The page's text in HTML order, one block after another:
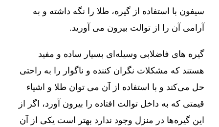
سیفون با استفاده از گیره، طلا را نگه داشته و به
آرامی آن را از توالت بیرون می آورید.
گیره های فاضلابی وسیله‌ای بسیار ساده و مفید
هستند که مشکلات نگران کننده و ناگوار را به راحتی
حل می‌کند و با استفاده از آن می توان طلا و اشیاء
قیمتی که به داخل توالت افتاده را بیرون آورد، اگر از
این گیره‌ها در منزل وجود ندارد بهتر است یکی از آن